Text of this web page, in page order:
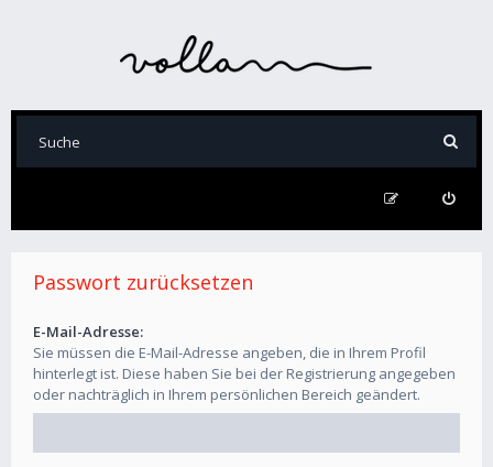
Passwort zurücksetzen
E-Mail-Adresse:
Sie müssen die E-Mail-Adresse angeben, die in Ihrem Profil
hinterlegt ist. Diese haben Sie bei der Registrierung angegeben
oder nachträglich in Ihrem persönlichen Bereich geändert.